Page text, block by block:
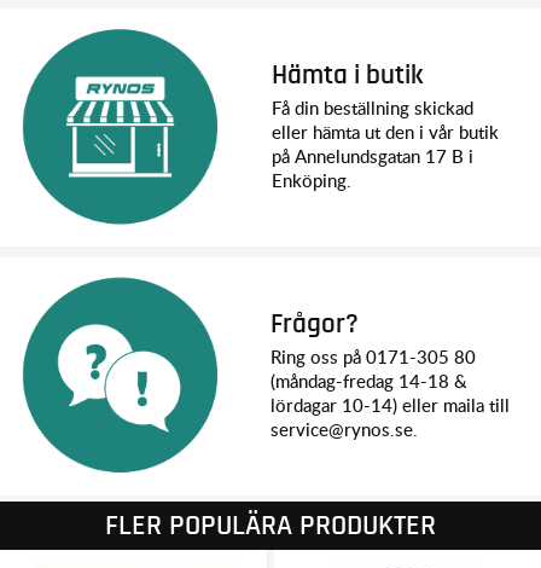
Hämta i butik
Få din beställning skickad
eller hämta ut den i vår butik
på Annelundsgatan 17 B i
Enköping.
Frågor?
Ring oss på 0171-305 80
(måndag-fredag 14-18 &
lördagar 10-14) eller maila till
service@rynos.se.
FLER POPULÄRA PRODUKTER